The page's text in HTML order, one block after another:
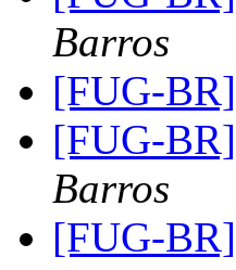
Barros
[FUG-
[FUG-
Barros
[FUG-